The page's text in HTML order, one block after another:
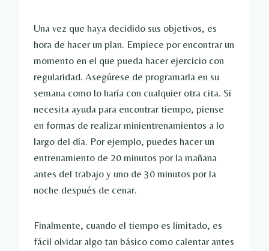
Una vez que haya decidido sus objetivos, es
hora de hacer un plan. Empiece por encontrar un
momento en el que pueda hacer ejercicio con
regularidad. Asegúrese de programarla en su
semana como lo haría con cualquier otra cita. Si
necesita ayuda para encontrar tiempo, piense
en formas de realizar minientrenamientos a lo
largo del día. Por ejemplo, puedes hacer un
entrenamiento de 20 minutos por la mañana
antes del trabajo y uno de 30 minutos por la
noche después de cenar.
Finalmente, cuando el tiempo es limitado, es
fácil olvidar algo tan básico como calentar antes